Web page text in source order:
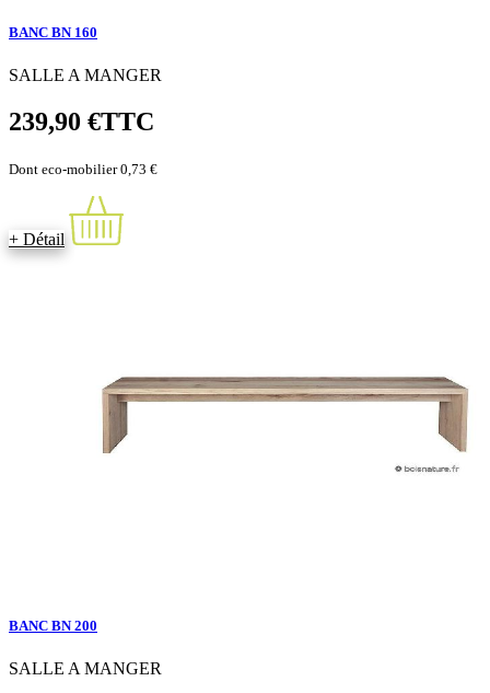
BANC BN 160
SALLE A MANGER
239,90 €TTC
Dont eco-mobilier 0,73 €
+ Détail
BANC BN 200
SALLE A MANGER